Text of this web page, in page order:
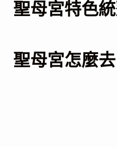
聖母宮特色
聖母宮怎麼